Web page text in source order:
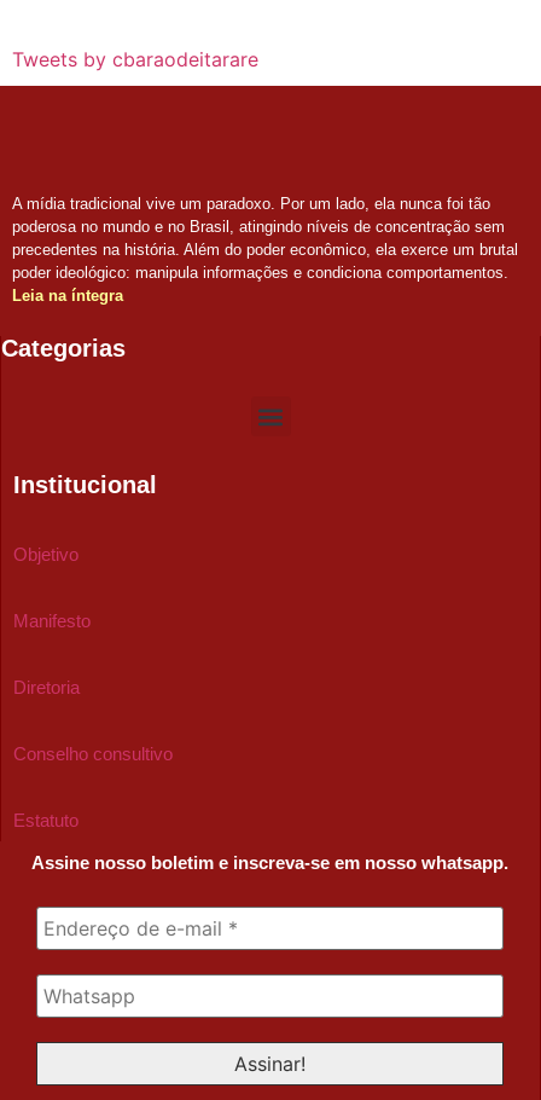
Tweets by cbaraodeitarare
A mídia tradicional vive um paradoxo. Por um lado, ela nunca foi tão
poderosa no mundo e no Brasil, atingindo níveis de concentração sem
precedentes na história. Além do poder econômico, ela exerce um brutal
poder ideológico: manipula informações e condiciona comportamentos.
Leia na íntegra
Categorias
Institucional
Objetivo
Manifesto
Diretoria
Conselho consultivo
Estatuto
Assine nosso boletim e inscreva-se em nosso whatsapp.